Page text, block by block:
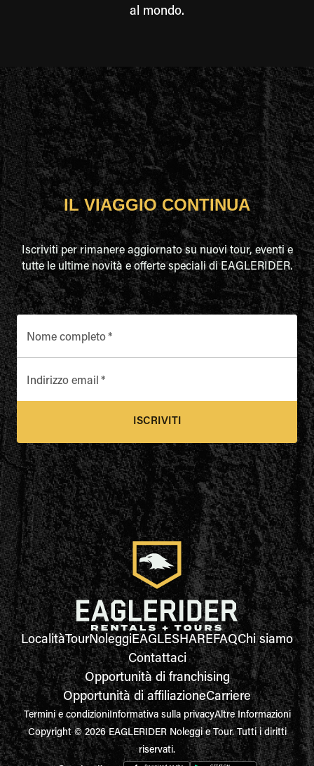
al mondo.
IL VIAGGIO CONTINUA
Iscriviti per rimanere aggiornato su nuovi tour, eventi e
tutte le ultime novità e offerte speciali di EAGLERIDER.
Nome completo*
Indirizzo email *
ISCRIVITI
LocalitàTourNoleggiEAGLESHAREFAQChi siamo
Contattaci
Opportunità di franchising
Opportunità di affiliazioneCarriere
Termini e condizioniInformativa sulla privacyAltre Informazioni
Copyright © 2026 EAGLERIDER Noleggi e Tour. Tutti i diritti
riservati.